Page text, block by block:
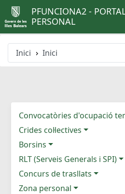
PFUNCIONA2 -
PERSONAL
Inici Inici
Convocatòries d'ocupació
Crides col·lectives
Borsins
RLT (Serveis Generals i SPI)
Concurs de trasllats
Zona personal